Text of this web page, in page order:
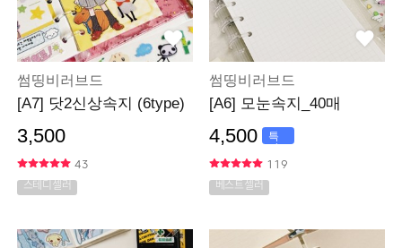
썸띵비러브드
[A7] 닷2신상속지 (6type)
3,500
43
스테디셀러
썸띵비러브드
[A6] 모눈속지_40매
4,500
특
가
119
베스트셀러